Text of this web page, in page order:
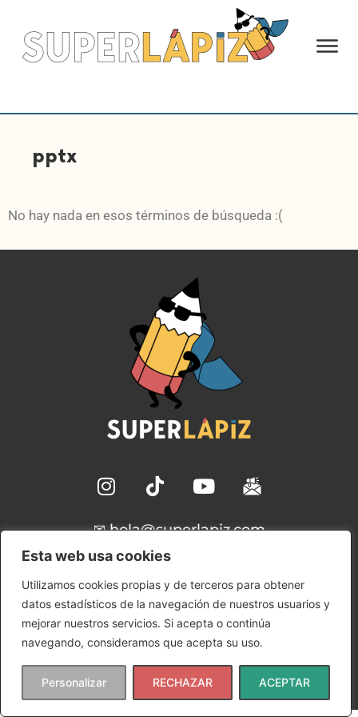
Esta web usa cookies
Utilizamos cookies propias y de terceros para obtener
datos estadísticos de la navegación de nuestros usuarios y
mejorar nuestros servicios. Si acepta o continúa
navegando, consideramos que acepta su uso.
Personalizar RECHAZAR ACEPTAR
pptx
No hay nada en esos términos de búsqueda :(
✉ hola@superlapiz.com
Política de Cookies
Política de Privacidad
Condiciones de uso
Copyright © 2024 SuperLápiz | Ana María Gómez
Rudilla